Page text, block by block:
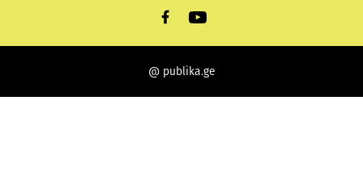
@ publika.ge